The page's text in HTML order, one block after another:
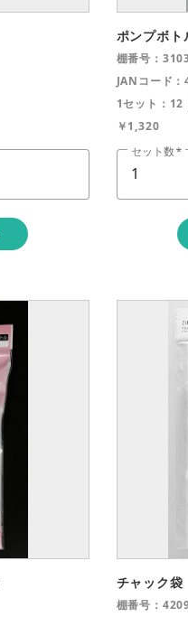
ポンプボ
棚番号：
JANコード
1セット：12
￥1,320
セット数
チャック
棚番号：